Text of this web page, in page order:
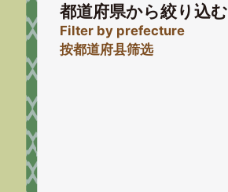
都道府県から絞り込む
Filter by prefecture
按都道府县筛选